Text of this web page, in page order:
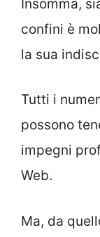
Insomma,
confini è
la sua
Tutti i
possono
impegni
Web.
Ma, da